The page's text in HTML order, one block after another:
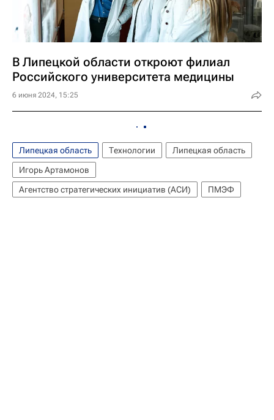
В Липецкой области откроют филиал
Российского университета медицины
6 июня 2024, 15:25
Липецкая область Технологии
Липецкая область
Игорь Артамонов
Агентство стратегических инициатив (АСИ)
ПМЭФ